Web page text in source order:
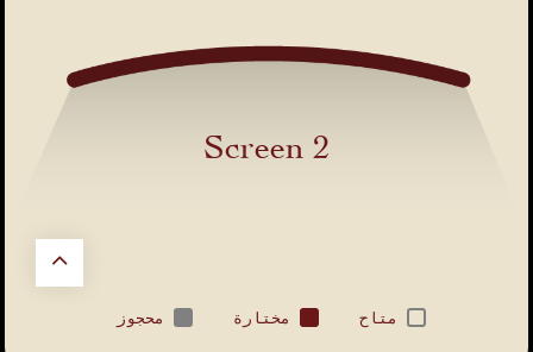
Screen 2
متاح مختارة محجوز